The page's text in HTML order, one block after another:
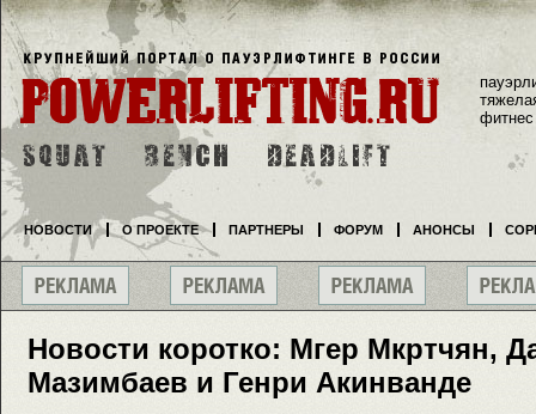
Новости коротко: Мгер Мкртчян,
Мазимбаев и Генри Акинванде
фитнес
НОВОСТИ О ПРОЕКТЕ ПАРТНЕРЫ ФОРУМ АНОНСЫ